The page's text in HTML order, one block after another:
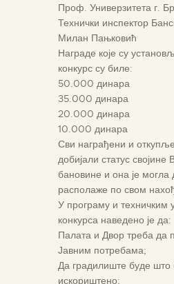
Проф. Универзитета г.
Технички инспектор
Милан Пањковић
Награде које су
конкурс су биле:
50.000 динара
35.000 динара
20.000 динара
10.000 динара
Сви награђени и
добијали статус својине
бановине и она је
располаже по свом
У програму и техничким
конкурса наведено је да:
Палата и Двор треба да
Јавним потребама;
Да градилиште буде
искориштено;